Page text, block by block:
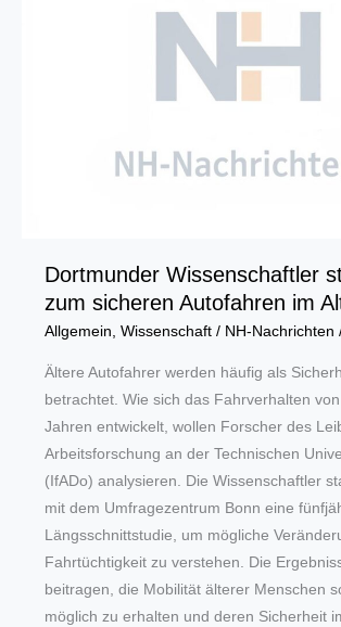
ExtraSchicht
Dortmunder Wissenschaftler
zum sicheren Autofahren im
Allgemein, Wissenschaft/ NH-Nachrichten
Ältere Autofahrer werden häufig als
betrachtet. Wie sich das Fahrverhalten
Jahren entwickelt, wollen Forscher des
Arbeitsforschung an der Technischen
(IfADo) analysieren. Die Wissenschaftler
mit dem Umfragezentrum Bonn eine
Längsschnittstudie, um mögliche
Fahrtüchtigkeit zu verstehen. Die
beitragen, die Mobilität älterer Menschen
möglich zu erhalten und deren Sicherheit